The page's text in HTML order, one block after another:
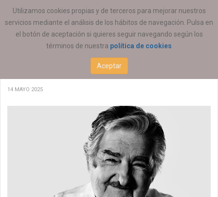
Utilizamos cookies propias y de terceros para mejorar nuestros
servicios mediante el análisis de los hábitos de navegación. Pulsa en
el botón de aceptación si quieres seguir navegando según los
términos de nuestra política de cookies
Aceptar
ESTÁ AQUÍ: ACTUALIDAD
Lamentamos el fallecimiento de José "Pepe"
14 MAYO 2025